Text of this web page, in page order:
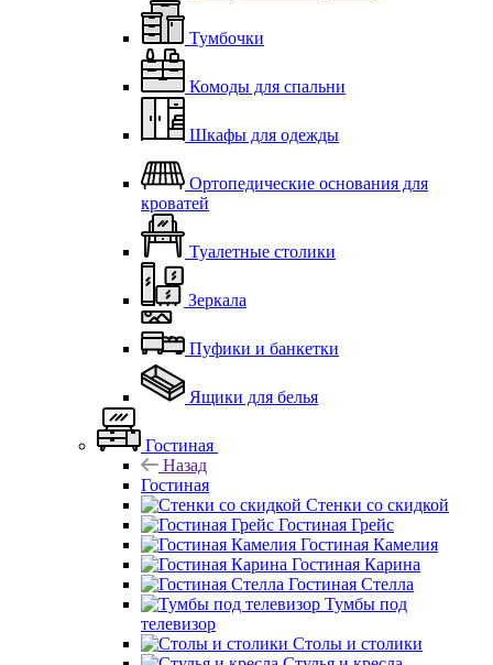
Тумбочки
Комоды для спальни
Шкафы для одежды
Ортопедические основания для
кроватей
Туалетные столики
Зеркала
Пуфики и банкетки
Ящики для белья
Гостиная
Назад
Гостиная
Стенки со скидкой
Гостиная Грейс
Гостиная Камелия
Гостиная Карина
Гостиная Стелла
Тумбы под
телевизор
Столы и столики